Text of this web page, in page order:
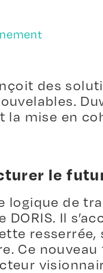
des
mise en
le
logique de
Il
Ce